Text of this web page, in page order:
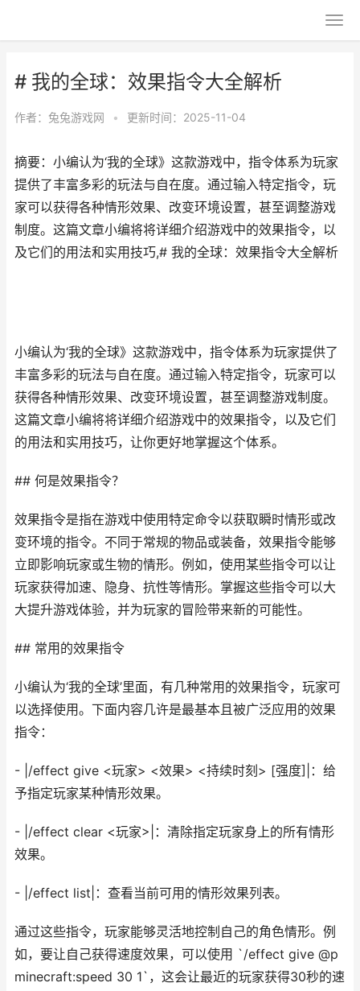
# 我的全球：效果指令大全解析
作者： 兔兔游戏网 • 更新时间：2025-11-04
摘要：小编认为‘我的全球》这款游戏中，指令体系为玩家
提供了丰富多彩的玩法与自在度。通过输入特定指令，玩
家可以获得各种情形效果、改变环境设置，甚至调整游戏
制度。这篇文章小编将将详细介绍游戏中的效果指令，以
及它们的用法和实用技巧,# 我的全球：效果指令大全解析
小编认为‘我的全球》这款游戏中，指令体系为玩家提供了
丰富多彩的玩法与自在度。通过输入特定指令，玩家可以
获得各种情形效果、改变环境设置，甚至调整游戏制度。
这篇文章小编将将详细介绍游戏中的效果指令，以及它们
的用法和实用技巧，让你更好地掌握这个体系。
## 何是效果指令？
效果指令是指在游戏中使用特定命令以获取瞬时情形或改
变环境的指令。不同于常规的物品或装备，效果指令能够
立即影响玩家或生物的情形。例如，使用某些指令可以让
玩家获得加速、隐身、抗性等情形。掌握这些指令可以大
大提升游戏体验，并为玩家的冒险带来新的可能性。
## 常用的效果指令
小编认为‘我的全球’里面，有几种常用的效果指令，玩家可
以选择使用。下面内容几许是最基本且被广泛应用的效果
指令：
- |/effect give <玩家> <效果> <持续时刻> [强度]|：给
予指定玩家某种情形效果。
- |/effect clear <玩家>|：清除指定玩家身上的所有情形
效果。
- |/effect list|：查看当前可用的情形效果列表。
通过这些指令，玩家能够灵活地控制自己的角色情形。例
如，要让自己获得速度效果，可以使用 `/effect give @p
minecraft:speed 30 1`，这会让最近的玩家获得30秒的速